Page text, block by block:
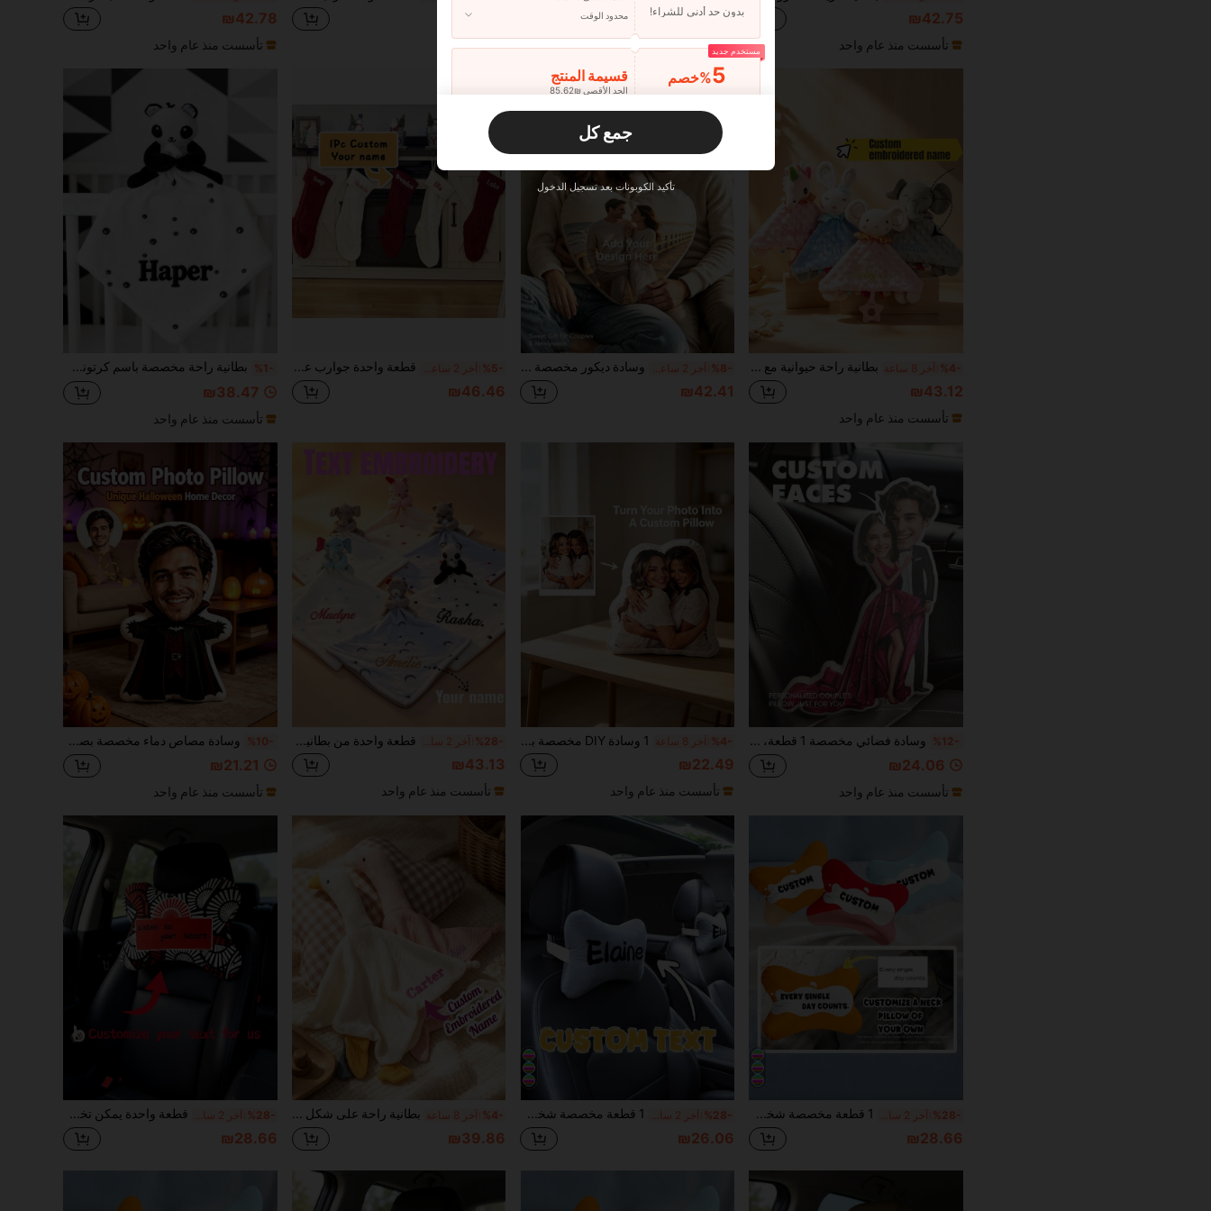
₪42.75
تأسست منذ عام واحد
₪19.60
₪32.04
₪42.78
تأسست منذ عام واحد
%4- آخر 8 ساعة بطانية راحة حيوانية مع تخصيص تطريز الاسم، بطانية راحة، بطانية راحة، بطانية صغيرة مطرزة، وسادة راحة، مخمل حبوب ناعم وصديق للبشرة، نص ونمط قابل للتخصيص، مناسبة لعيد الميلاد، عيد الفصح، هالوين، ، عيد الحب، عيد الأم، عيد الأب، هدية تذكارية، هدية مدروسة للأمهات الحوامل والأمهات الجدد، هدية العطلات
₪43.12
تأسست منذ عام واحد
%8- آخر 2 ساعة أيام وسادة ديكور مخصصة بطباعة صورة شخصية، قطعة واحدة، للأريكة وغرفة النوم وديكور المنزل، للأزواج والوالدين والأطفال والحيوانات الأليفة، تذكارية، لعيد الأب وعيد الأم والهالوين والكريسماس وعيد الحب وعيد الشكر وعيد الفصح وكذبة أبريل، هدية فريدة ومضحكة للأطفال
₪42.41
%5- آخر 2 ساعة أيام قطعة واحدة جوارب عيد الميلاد المخصصة، مخصصة باسمك والتعليقات، تنكر اللعب، هدايا اللعب، ديكورات المنزل، هدايا عيد الميلاد، شخصيات عيد الميلاد ريندير العائلة احتفالات الحفلات، ديكورات المشهد، ديكورات الاحتفال، ديكورات المنزل، ديكورات الممر، ديكورات المكتب
₪46.46
%1- بطانية راحة مخصصة باسم كرتوني حيواني، بطانية راحة رفيق مضغ، بطانية راحة، قماش ناعم وصديق للبشرة، تصميم باندا وأرنب وفيل ودب، أنماط لطيفة متعددة، تدعم تطريز الاسم الحصري، بطانية مربعة، مع نقاط لطيفة وزهور صغيرة وطبعات نجم وقمر، لمسة ناعمة. قمر كامل، هدية عيد الميلاد الأول، مناسبة لعيد الميلاد وعيد الحب وعيد الفصح وعيد الفطر، هدية للأمهات الجدد. هدية للأصدقاء والعائلة,
₪38.47
تأسست منذ عام واحد
%12-
₪24.06
تأسست منذ عام واحد
%4- آخر 8 ساعة
₪22.49
تأسست منذ عام واحد
%28- آخر 2 ساعة أيام
₪43.13
تأسست منذ عام واحد
%10-
₪21.21
تأسست منذ عام واحد
%28- 1 قطعة مخصصة شخصيًا بنص، اسم، تصميم رقم، أفضل خيار هدية، مناسبة لعيد الميلاد، عيد الأب، عيد الأم، عيد الهالوين، عيد الميلاد، عيد الميلاد المجيد، عيد الحب، عيد الميلاد، اليوم الشخصي، يوم الذكرى، ، عيد الفصح، أبريل فول، الكرنفال، يوم الاستقبال، اليوم الوطني
₪28.66
%28- 1 قطعة مخصصة شخصية النص، الاسم، تصميم الرقم أفضل خيار هدية، مناسبة لعيد الميلاد، عيد الأب، عيد الأم، عيد الهالوين، عيد الميلاد، عيد الميلاد المجيد، عيد الحب، عيد الميلاد، يوم الذكرى، ، عيد الفصح، أبريل أول أبريل، كرنفال، يوم الاستقلال الوطني
₪26.06
%4- آخر 8 ساعة بطانية راحة على شكل إوزة، بطانية راحة مخصصة، بطانية صيفية، وسادة صيفية، وسادة راحة، منديل راحة. تدعم تخصيص تطريز الاسم الحصري، تطريز الحروف الفريد، مصنوعة من طبقة مزدوجة من الشاش المجعد، ناعمة، صديقة للبشرة، قابلة للتنفس والامتصاص، مناسبة لجميع الفصول. تصميم لطيف وجميل على شكل إوزة، زوايا معقودة لتسهيل الإمساك والمضغ، تهدئ بفعالية تهيج الأسنان. مناسبة لوقت القيلولة، السفر، عيد الميلاد، عيد الميلاد الأول، حفل المعمودية. يمكن إهداؤها للأولاد الرضع، البنات الرضع، الأمهات الجدد، الأمهات الحوامل، المنزل، والراحة الخارجية.
₪39.86
%28- قطعة واحدة يمكن تخصيصها بنصك المفضل أو اسمك أو تصميم رقمي شخصي، وهي أفضل خيار للهدايا. أرسل لنا وسائد الرقبة المحددة المناسبة لحفلات أعياد الميلاد وعيد الأب وعيد الأم وهالوين والكريسماس وعشية وعيد الحب وأعياد الميلاد واليوم الشخصي ويوم الذكرى وعيد الشكر وعيد الفصح ويوم كذبة أبريل والكرنفال ويوم الافتتاح واليوم الوطني
₪28.66
بدون حد أدنى للشراء!
محدود الوقت
مستخدم جديد
‎%5
₪133.19
قسيمة المنتج
الحد الأقصى ₪85.62
محدود الوقت
مستخدم جديد
10
طلبات أكثر من ₪285.4
قسيمة المنتج
الحد الأقصى ₪85.62
محدود الوقت
‎% 15
طلبات أكثر من
قسيمة المنتج
محدود الوقت
جمع كل
تأكيد الكوبونات بعد تسجيل الدخول